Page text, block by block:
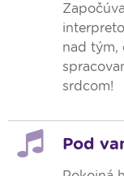
nad tým,
srdcom!
Pod